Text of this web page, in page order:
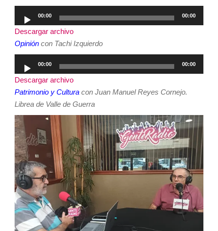
de
audio
00:00 00:00
Descargar archivo
Opinión con Tachi Izquierdo
de
audio
00:00 00:00
Descargar archivo
Patrimonio y Cultura con Juan Manuel Reyes Cornejo.
Librea de Valle de Guerra